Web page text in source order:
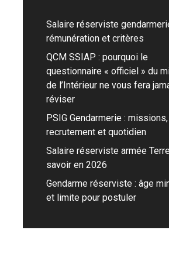
Salaire réserviste
rémunération et critères
QCM SSIAP : pourquoi le
questionnaire « officiel » du
de l’Intérieur ne vous fera
réviser
PSIG Gendarmerie : missions,
recrutement et quotidien
Salaire réserviste armée
savoir en 2026
Gendarme réserviste : âge
et limite pour postuler